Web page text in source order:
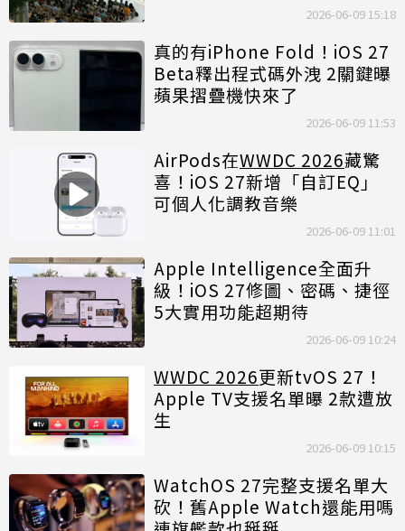
2026-06-09 15:18
真的有iPhone Fold！iOS 27
Beta釋出程式碼外洩 2關鍵曝
蘋果摺疊機快來了
2026-06-09 11:53
AirPods在WWDC 2026藏驚
喜！iOS 27新增「自訂EQ」
可個人化調教音樂
2026-06-09 11:01
Apple Intelligence全面升
級！iOS 27修圖、密碼、捷徑
5大實用功能超期待
2026-06-09 10:24
WWDC 2026更新tvOS 27！
Apple TV支援名單曝 2款遭放
生
2026-06-09 10:15
WatchOS 27完整支援名單大
砍！舊Apple Watch還能用嗎